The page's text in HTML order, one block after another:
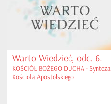
Warto Wiedzieć, odc. 6.
KOŚCIÓŁ BOŻEGO DUCHA - Synteza
Kościoła Apostolskiego
.